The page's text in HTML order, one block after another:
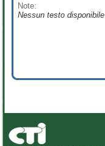
Note:
Nessun testo disponibile